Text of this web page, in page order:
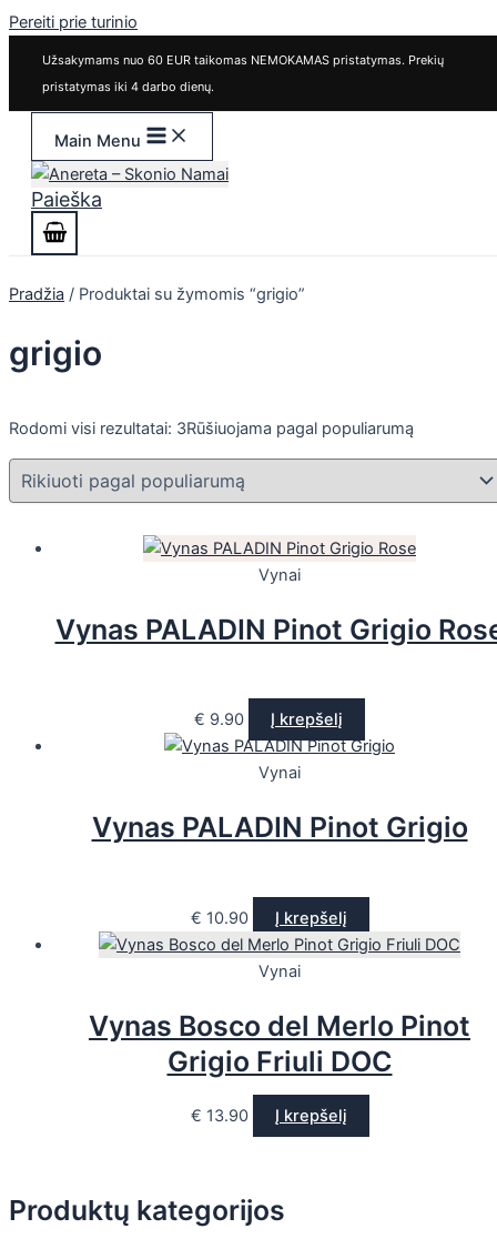
Pereiti prie turinio
Užsakymams nuo 60 EUR taikomas NEMOKAMAS pristatymas. Prekių
pristatymas iki 4 darbo dienų.
Main Menu
Paieška
Produktų kategorijos
Pradžia / Produktai su žymomis “grigio”
grigio
Rodomi visi rezultatai: 3Rūšiuojama pagal populiarumą
Vynai
Vynas PALADIN Pinot Grigio
€ 9.90 Į krepšelį
Vynai
Vynas PALADIN Pinot Grigio
€ 10.90 Į krepšelį
Vynai
Vynas Bosco del Merlo Pinot
Grigio Friuli DOC
€ 13.90 Į krepšelį